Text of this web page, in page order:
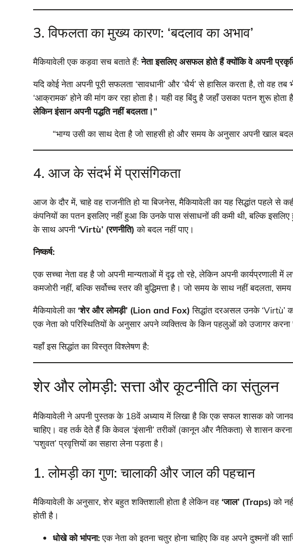
3. विफलता का मुख्य कारण: ‘बदलाव का अभाव’
मैकियावेली एक कड़वा सच बताते हैं:नेता इसलिए असफल होते हैं क्योंकि वे अपनी
यदि कोई नेता अपनी पूरी सफलता ‘सावधानी’ और ‘धैर्य’ से हासिल करता है, तो वह
‘आक्रामक’ होने की मांग कर रहा होता है। यही वह बिंदु है जहाँ उसका पतन शुरू
लेकिन इंसान अपनी पद्धति नहीं बदलता।”
“भाग्य उसी का साथ देता है जो साहसी हो और समय के अनुसार अपनी खाल
4. आज के संदर्भ में प्रासंगिकता
आज के दौर में, चाहे वह राजनीति हो या बिजनेस, मैकियावेली का यह सिद्धांत पहले से
कंपनियों का पतन इसलिए नहीं हुआ कि उनके पास संसाधनों की कमी थी, बल्कि
के साथ अपनी ‘Virtù’ (रणनीति) को बदल नहीं पाए।
निष्कर्ष:
एक सच्चा नेता वह है जो अपनी मान्यताओं में दृढ़ तो रहे, लेकिन अपनी कार्यप्रणाली में
कमजोरी नहीं, बल्कि सर्वोच्च स्तर की बुद्धिमत्ता है। जो समय के साथ नहीं बदलता,
मैकियावेली का ‘शेर और लोमड़ी’ (Lion and Fox) सिद्धांत दरअसल उनके ‘Virtù’
एक नेता को परिस्थितियों के अनुसार अपने व्यक्तित्व के किन पहलुओं को उजागर करना
यहाँ इस सिद्धांत का विस्तृत विश्लेषण है:
शेर और लोमड़ी: सत्ता और कूटनीति का संतुलन
मैकियावेली ने अपनी पुस्तक के 18वें अध्याय में लिखा है कि एक सफल शासक को
चाहिए। वह तर्क देते हैं कि केवल ‘इंसानी’ तरीकों (कानून और नैतिकता) से शासन करना
‘पशुवत’ प्रवृत्तियों का सहारा लेना पड़ता है।
1. लोमड़ी का गुण: चालाकी और जाल की पहचान
मैकियावेली के अनुसार, शेर बहुत शक्तिशाली होता है लेकिन वह ‘जाल’ (Traps) को
होती है।
धोखे को भांपना:एक नेता को इतना चतुर होना चाहिए कि वह अपने दुश्मनों की